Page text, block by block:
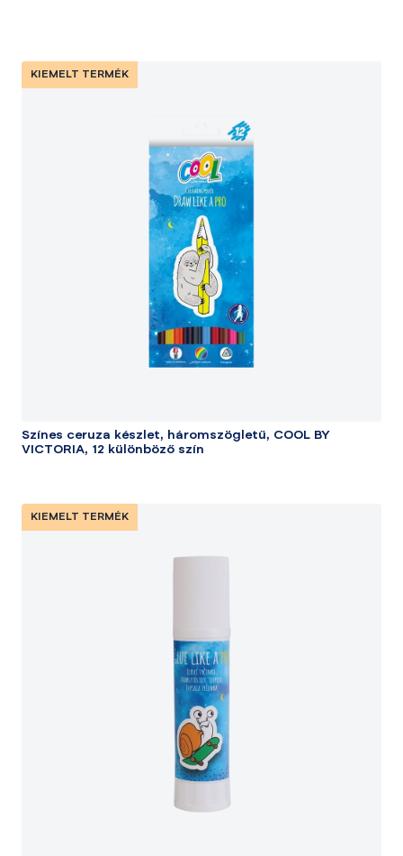
KIEMELT TERMÉK
Színes ceruza készlet, háromszögletű, COOL BY
VICTORIA, 12 különböző szín
KIEMELT TERMÉK